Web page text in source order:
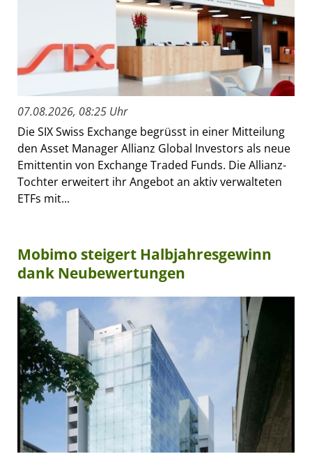
07.08.2026, 08:25 Uhr
Die SIX Swiss Exchange begrüsst in einer Mitteilung
den Asset Manager Allianz Global Investors als neue
Emittentin von Exchange Traded Funds. Die Allianz-
Tochter erweitert ihr Angebot an aktiv verwalteten
ETFs mit...
Mobimo steigert Halbjahresgewinn
dank Neubewertungen